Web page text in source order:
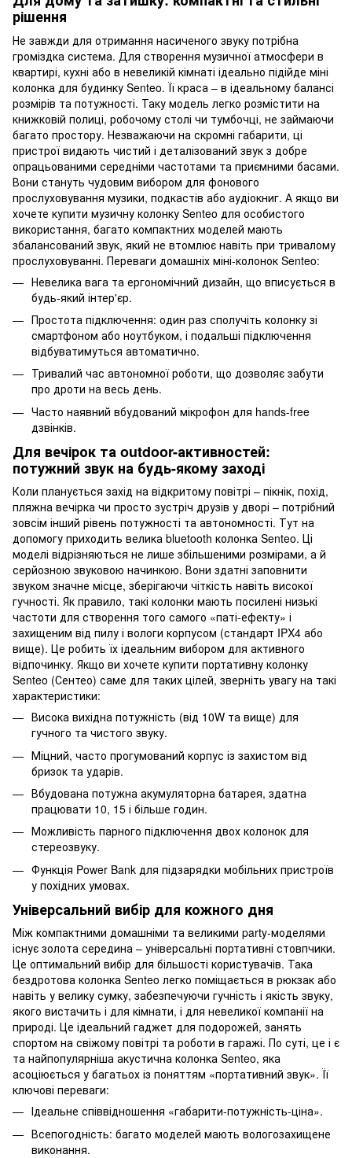
рішення
Не завжди для отримання насиченого звуку потрібна
громіздка система. Для створення музичної атмосфери в
квартирі, кухні або в невеликій кімнаті ідеально підійде міні
колонка для будинку Senteo. Її краса – в ідеальному балансі
розмірів та потужності. Таку модель легко розмістити на
книжковій полиці, робочому столі чи тумбочці, не займаючи
багато простору. Незважаючи на скромні габарити, ці
пристрої видають чистий і деталізований звук з добре
опрацьованими середніми частотами та приємними басами.
Вони стануть чудовим вибором для фонового
прослуховування музики, подкастів або аудіокниг. А якщо ви
хочете купити музичну колонку Senteo для особистого
використання, багато компактних моделей мають
збалансований звук, який не втомлює навіть при тривалому
прослуховуванні. Переваги домашніх міні-колонок Senteo:
Невелика вага та ергономічний дизайн, що вписується в
будь-який інтер'єр.
Простота підключення: один раз сполучіть колонку зі
смартфоном або ноутбуком, і подальші підключення
відбуватимуться автоматично.
Тривалий час автономної роботи, що дозволяє забути
про дроти на весь день.
Часто наявний вбудований мікрофон для hands-free
дзвінків.
Для вечірок та outdoor-активностей:
потужний звук на будь-якому заході
Коли планується захід на відкритому повітрі – пікнік, похід,
пляжна вечірка чи просто зустріч друзів у дворі – потрібний
зовсім інший рівень потужності та автономності. Тут на
допомогу приходить велика bluetooth колонка Senteo. Ці
моделі відрізняються не лише збільшеними розмірами, а й
серйозною звуковою начинкою. Вони здатні заповнити
звуком значне місце, зберігаючи чіткість навіть високої
гучності. Як правило, такі колонки мають посилені низькі
частоти для створення того самого «паті-ефекту» і
захищеним від пилу і вологи корпусом (стандарт IPX4 або
вище). Це робить їх ідеальним вибором для активного
відпочинку. Якщо ви хочете купити портативну колонку
Senteo (Сентео) саме для таких цілей, зверніть увагу на такі
характеристики:
Висока вихідна потужність (від 10W та вище) для
гучного та чистого звуку.
Міцний, часто прогумований корпус із захистом від
бризок та ударів.
Вбудована потужна акумуляторна батарея, здатна
працювати 10, 15 і більше годин.
Можливість парного підключення двох колонок для
стереозвуку.
Функція Power Bank для підзарядки мобільних пристроїв
у похідних умовах.
Універсальний вибір для кожного дня
Між компактними домашніми та великими party-моделями
існує золота середина – універсальні портативні стовпчики.
Це оптимальний вибір для більшості користувачів. Така
бездротова колонка Senteo легко поміщається в рюкзак або
навіть у велику сумку, забезпечуючи гучність і якість звуку,
якого вистачить і для кімнати, і для невеликої компанії на
природі. Це ідеальний гаджет для подорожей, занять
спортом на свіжому повітрі та роботи в гаражі. По суті, це і є
та найпопулярніша акустична колонка Senteo, яка
асоціюється у багатьох із поняттям «портативний звук». Її
ключові переваги:
Ідеальне співвідношення «габарити-потужність-ціна».
Всепогодність: багато моделей мають вологозахищене
виконання.